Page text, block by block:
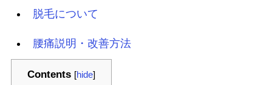
脱毛について
腰痛説明・改善方法
Contents [hide]